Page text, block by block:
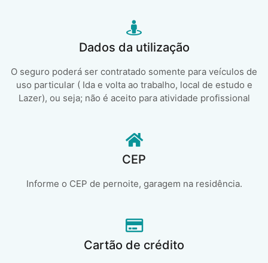
Dados da utilização
O seguro poderá ser contratado somente para veículos de
uso particular ( Ida e volta ao trabalho, local de estudo e
Lazer), ou seja; não é aceito para atividade profissional
CEP
Informe o CEP de pernoite, garagem na residência.
Cartão de crédito